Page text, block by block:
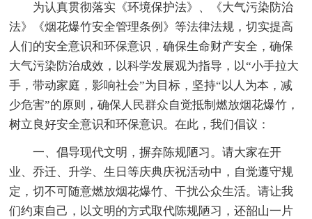
为认真贯彻落实《环境保护法》、《大气污染防治
法》《烟花爆竹安全管理条例》等法律法规，切实提高
人们的安全意识和环保意识，确保生命财产安全，确保
大气污染防治成效，以科学发展观为指导，以“小手拉大
手，带动家庭，影响社会”为目标，坚持“以人为本，减
少危害”的原则，确保人民群众自觉抵制燃放烟花爆竹，
树立良好安全意识和环保意识。在此，我们倡议：
一、倡导现代文明，摒弃陈规陋习。请大家在开
业、乔迁、升学、生日等庆典庆祝活动中，自觉遵守规
定，切不可随意燃放烟花爆竹、干扰公众生活。请让我
们约束自己，以文明的方式取代陈规陋习，还韶山一片